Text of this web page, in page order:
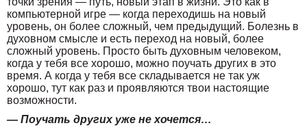
компьютерной игре — когда переходишь на новый
уровень, он более сложный, чем предыдущий. Болезнь в
духовном смысле и есть переход на новый, более
сложный уровень. Просто быть духовным человеком,
когда у тебя все хорошо, можно поучать других в это
время. А когда у тебя все складывается не так уж
хорошо, тут как раз и проявляются твои настоящие
возможности.
— Поучать других уже не хочется…